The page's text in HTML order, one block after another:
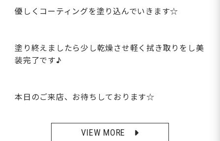
優しくコーティングを塗り込んでいきます☆
塗り終えましたら少し乾燥させ軽く拭き取りをし美
装完了です♪
本日のご来店、お待ちしております☆
VIEW MORE